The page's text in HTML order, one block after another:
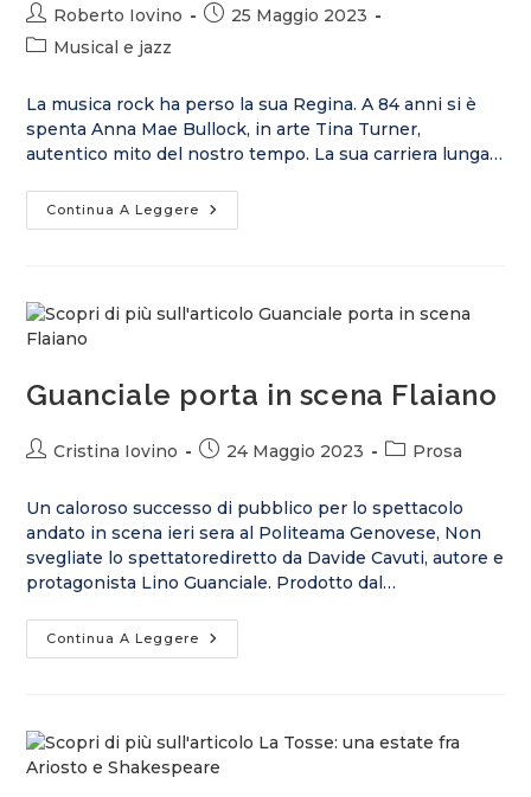
Roberto Iovino
25 Maggio 2023
Musical e jazz
La musica rock ha perso la sua Regina. A 84 anni si è
spenta Anna Mae Bullock, in arte Tina Turner,
autentico mito del nostro tempo. La sua carriera lunga…
Continua A Leggere
Guanciale porta in scena Flaiano
Cristina Iovino 24 Maggio 2023 Prosa
Un caloroso successo di pubblico per lo spettacolo
andato in scena ieri sera al Politeama Genovese, Non
svegliate lo spettatorediretto da Davide Cavuti, autore e
protagonista Lino Guanciale. Prodotto dal…
Continua A Leggere